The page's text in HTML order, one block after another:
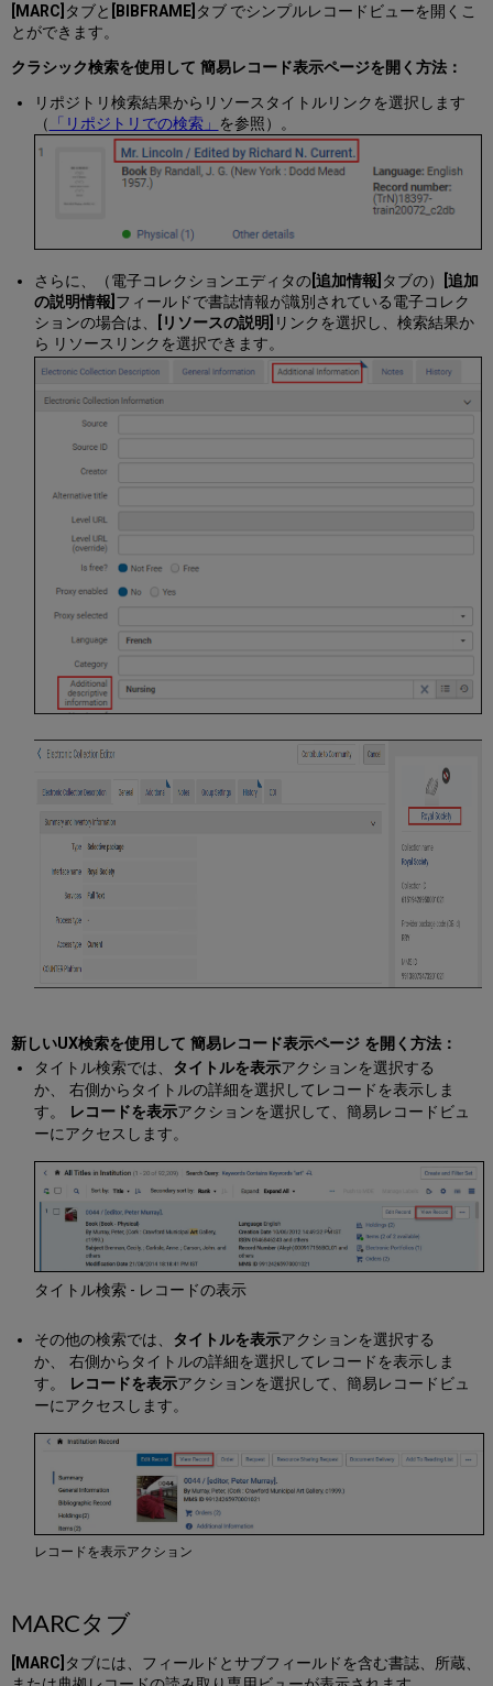
シ
ン
プ
レ
コ
を
き
ま
す
MARC
ブ
レ
コ
ー
ド
ビ
ュ
ー
の
概
要
BIBFRAME
タ
ブ
レ
ー
ビ
ー
で
の
ン
[MARC] タブと [BIBFRAME] タブ でシンプルレコードビューを開くこ
とができます。
クラシック検索を使用して 簡易レコード表示ページを開く方法：
リポジトリ検索結果からリソースタイトルリンクを選択します
（ 「リポジトリでの検索」 を参照）。
さらに、（電子コレクションエディタの[追加情報] タブの）
[追加
の説明情報] フィールドで書誌情報が識別されている電子コレク
ションの場合は、
[リソースの説明] リンクを選択し、検索結果か
ら リソースリンクを選択できます。
新しいUX検索を使用して 簡易レコード表示ページ を開く方法：
タイトル検索では、 タイトルを表示アクションを選択する
か、 右側からタイトルの詳細を選択してレコードを表示しま
す。
レコードを表示アクションを選択して、簡易レコードビュ
ーにアクセスします。
タイトル検索 - レコードの表示
その他の検索では、 タイトルを表示アクションを選択する
か、 右側からタイトルの詳細を選択してレコードを表示しま
す。
レコードを表示アクションを選択して、簡易レコードビュ
ーにアクセスします。
レコードを表示アクション
MARCタブ
[MARC] タブには、フィールドとサブフィールドを含む書誌、所蔵、